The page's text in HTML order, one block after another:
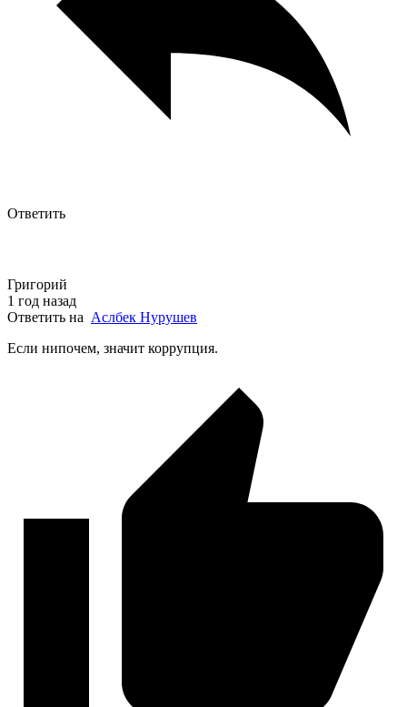
Ответить
Григорий
1 год назад
Ответить на Аслбек Нурушев
Если нипочем, значит коррупция.